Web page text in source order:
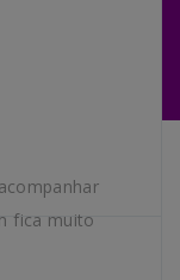
fica muito